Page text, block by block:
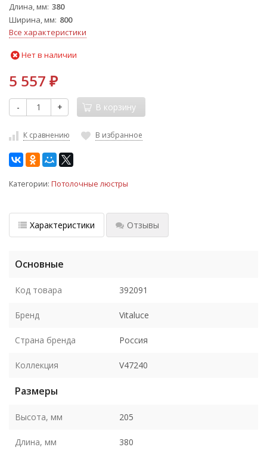
Длина, мм 380
Ширина, мм 800
Все характеристики
Нет в наличии
5 557 ₽
- + В корзину
К сравнению В избранное
Категории: Потолочные люстры
Характеристики Отзывы
Основные
Код товара 392091
Бренд Vitaluce
Страна бренда Россия
Коллекция V47240
Размеры
Высота, мм 205
Длина, мм 380